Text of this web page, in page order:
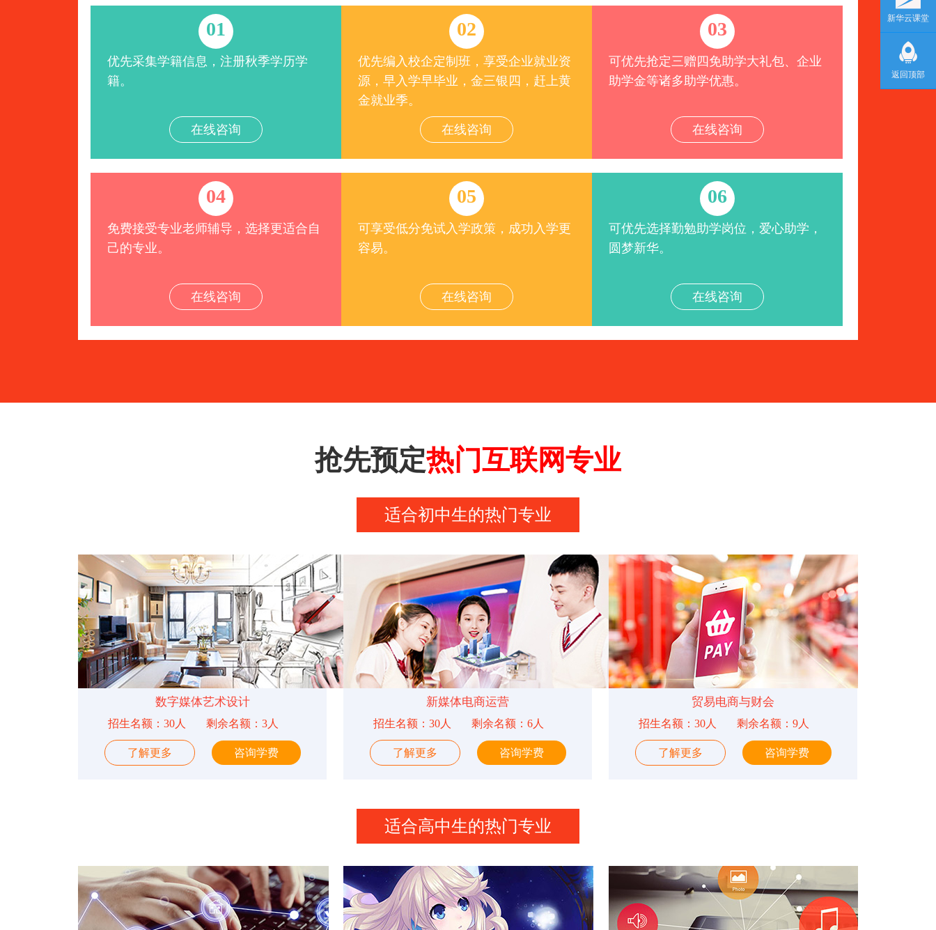
01
优先采集学籍信息，注册秋季学历学
籍。
在线咨询
02
优先编入校企定制班，享受企业就业资
源，早入学早毕业，金三银四，赶上黄
金就业季。
在线咨询
03
可优先抢定三赠四免助学大礼包、企业
助学金等诸多助学优惠。
在线咨询
04
免费接受专业老师辅导，选择更适合自
己的专业。
在线咨询
05
可享受低分免试入学政策，成功入学更
容易。
在线咨询
06
可优先选择勤勉助学岗位，爱心助学，
圆梦新华。
在线咨询
抢先预定热门互联网专业
适合初中生的热门专业
数字媒体艺术设计
招生名额：30人 剩余名额：3人
了解更多 咨询学费
新媒体电商运营
招生名额：30人 剩余名额：6人
了解更多 咨询学费
贸易电商与财会
招生名额：30人 剩余名额：9人
了解更多 咨询学费
适合高中生的热门专业
新华云课堂
返回顶部